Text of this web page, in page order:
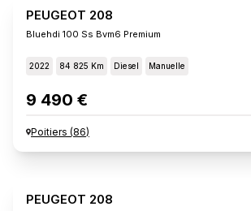
PEUGEOT 208
Bluehdi 100 Ss Bvm6 Premium
2022 84 825 Km Diesel Manuelle
9 490 €
Poitiers (86)
PEUGEOT 208